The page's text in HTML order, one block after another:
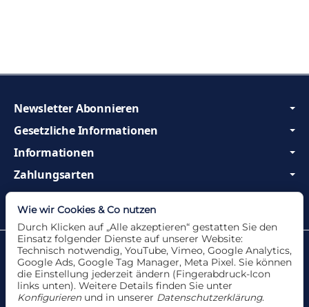
Gesetzliche Informationen
Informationen
Zahlungsarten
Wir sind Profis und beraten Sie gerne!
Newsletter Abonnieren
Datenschutzerklärung•Impressum
Wie wir Cookies & Co nutzen
Durch Klicken auf „Alle akzeptieren“ gestatten Sie den
Einsatz folgender Dienste auf unserer Website:
Technisch notwendig, YouTube, Vimeo, Google Analytics,
Google Ads, Google Tag Manager, Meta Pixel. Sie können
die Einstellung jederzeit ändern (Fingerabdruck-Icon
links unten). Weitere Details finden Sie unter
Konfigurieren und in unserer Datenschutzerklärung.